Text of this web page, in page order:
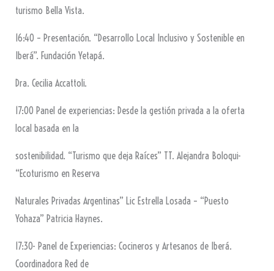
turismo Bella Vista.
16:40 – Presentación. “Desarrollo Local Inclusivo y Sostenible en
Iberá”. Fundación Yetapá.
Dra. Cecilia Accattoli.
17:00 Panel de experiencias: Desde la gestión privada a la oferta
local basada en la
sostenibilidad. “Turismo que deja Raíces” TT. Alejandra Boloqui-
“Ecoturismo en Reserva
Naturales Privadas Argentinas” Lic Estrella Losada – “Puesto
Yohaza” Patricia Haynes.
17:30- Panel de Experiencias: Cocineros y Artesanos de Iberá.
Coordinadora Red de